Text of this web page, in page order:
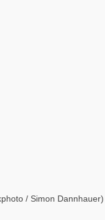
/ Simon Dannhauer)